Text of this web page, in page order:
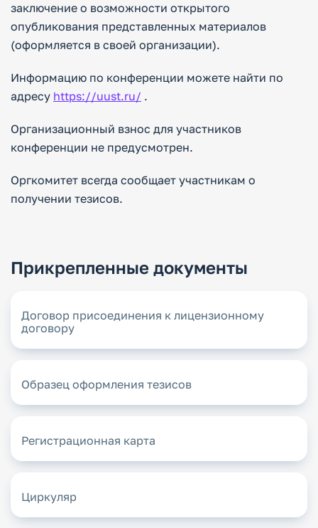
заключение о возможности открытого
опубликования представленных материалов
(оформляется в своей организации).
Информацию по конференции можете найти по
адресу https://uust.ru/ .
Организационный взнос для участников
конференции не предусмотрен.
Оргкомитет всегда сообщает участникам о
получении тезисов.
Прикрепленные документы
Договор присоединения к лицензионному
договору
Образец оформления тезисов
Регистрационная карта
Циркуляр